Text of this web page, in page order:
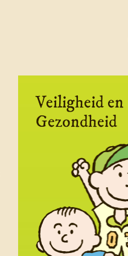
Veiligheid en
Gezondheid